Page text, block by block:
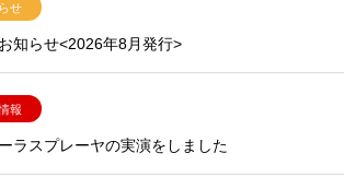
せ
知らせ<2026年8月発行>
報
ラスプレーヤの実演をしました